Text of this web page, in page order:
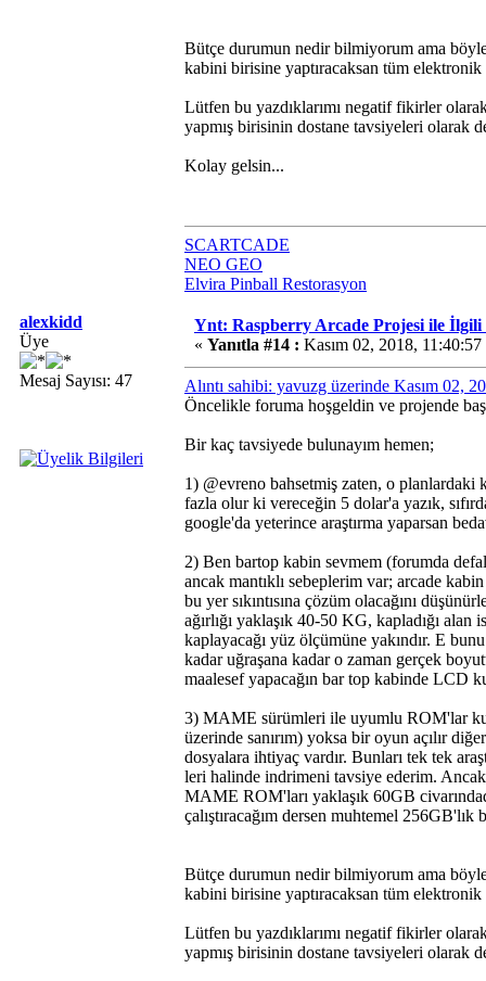
Bütçe durumun nedir bilmiyorum ama
kabini birisine yaptıracaksan tüm
Lütfen bu yazdıklarımı negatif fikirler
yapmış birisinin dostane tavsiyeleri olarak
Kolay gelsin...
SCARTCADE
NEO GEO
Elvira Pinball Restorasyon
alexkidd
Üye
Mesaj Sayısı: 47
Ynt: Raspberry Arcade Projesi ile İlgili
« Yanıtla #14 : Kasım 02, 2018,
Alıntı sahibi: yavuzg üzerinde Kasım 02,
Öncelikle foruma hoşgeldin ve projende
Bir kaç tavsiyede bulunayım hemen;
1) @evreno bahsetmiş zaten, o planlardaki
fazla olur ki vereceğin 5 dolar'a yazık,
google'da yeterince araştırma yaparsan
2) Ben bartop kabin sevmem (forumda
ancak mantıklı sebeplerim var; arcade
bu yer sıkıntısına çözüm olacağını
ağırlığı yaklaşık 40-50 KG, kapladığı
kaplayacağı yüz ölçümüne yakındır. E
kadar uğraşana kadar o zaman gerçek
maalesef yapacağın bar top kabinde LCD
3) MAME sürümleri ile uyumlu ROM'lar
üzerinde sanırım) yoksa bir oyun açılır
dosyalara ihtiyaç vardır. Bunları tek tek
leri halinde indrimeni tavsiye ederim.
MAME ROM'ları yaklaşık 60GB
çalıştıracağım dersen muhtemel
Bütçe durumun nedir bilmiyorum ama
kabini birisine yaptıracaksan tüm
Lütfen bu yazdıklarımı negatif fikirler
yapmış birisinin dostane tavsiyeleri olarak